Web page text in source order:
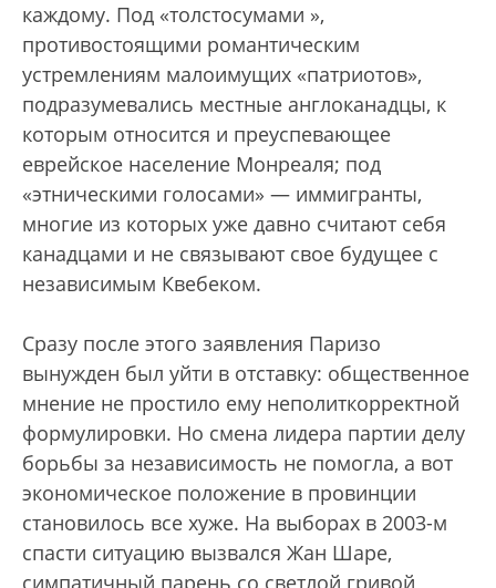
каждому. Под «толстосумами »,
противостоящими романтическим
устремлениям малоимущих «патриотов»,
подразумевались местные англоканадцы, к
которым относится и преуспевающее
еврейское население Монреаля; под
«этническими голосами» — иммигранты,
многие из которых уже давно считают себя
канадцами и не связывают свое будущее с
независимым Квебеком.
Сразу после этого заявления Паризо
вынужден был уйти в отставку: общественное
мнение не простило ему неполиткорректной
формулировки. Но смена лидера партии делу
борьбы за независимость не помогла, а вот
экономическое положение в провинции
становилось все хуже. На выборах в 2003-м
спасти ситуацию вызвался Жан Шаре,